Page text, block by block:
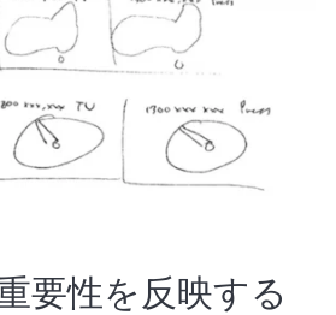
要性を反映する